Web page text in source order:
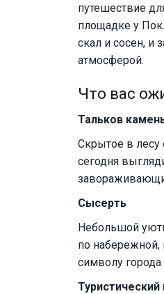
путешествие
площадке у
скал и сосен, и
атмосферой.
Что вас
Тальков
Скрытое в
сегодня
Сысерть
Небольшой
по набережной,
символу